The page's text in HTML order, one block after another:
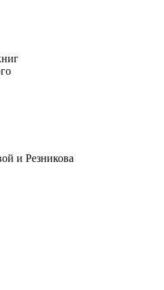
и Резникова